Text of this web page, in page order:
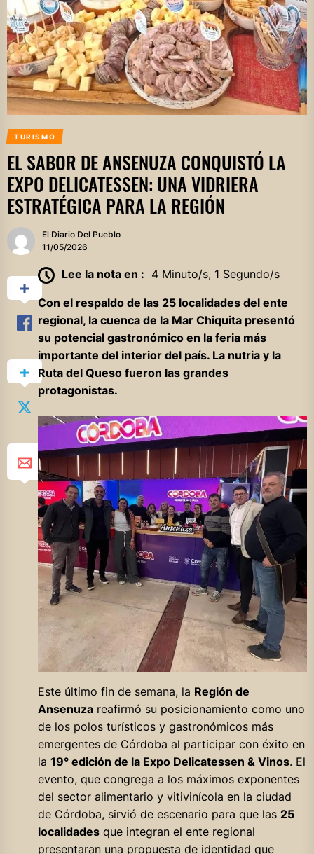
TURISMO
EL SABOR DE ANSENUZA CONQUISTÓ LA
EXPO DELICATESSEN: UNA VIDRIERA
ESTRATÉGICA PARA LA REGIÓN
El Diario Del Pueblo
11/05/2026
Lee la nota en : 4 Minuto/s, 1 Segundo/s
Con el respaldo de las 25 localidades del ente
regional, la cuenca de la Mar Chiquita presentó
su potencial gastronómico en la feria más
importante del interior del país. La nutria y la
Ruta del Queso fueron las grandes
protagonistas.
Este último fin de semana, la Región de
Ansenuzareafirmó su posicionamiento como uno
de los polos turísticos y gastronómicos más
emergentes de Córdoba al participar con éxito en
la 19° edición de la Expo Delicatessen & Vinos. El
evento, que congrega a los máximos exponentes
del sector alimentario y vitivinícola en la ciudad
de Córdoba, sirvió de escenario para que las 25
localidadesque integran el ente regional
presentaran una propuesta de identidad que